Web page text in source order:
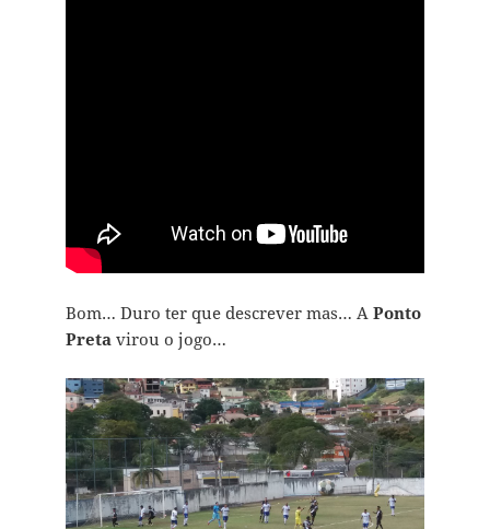
Bom… Duro ter que descrever mas… APonto
Pretavirou o jogo…